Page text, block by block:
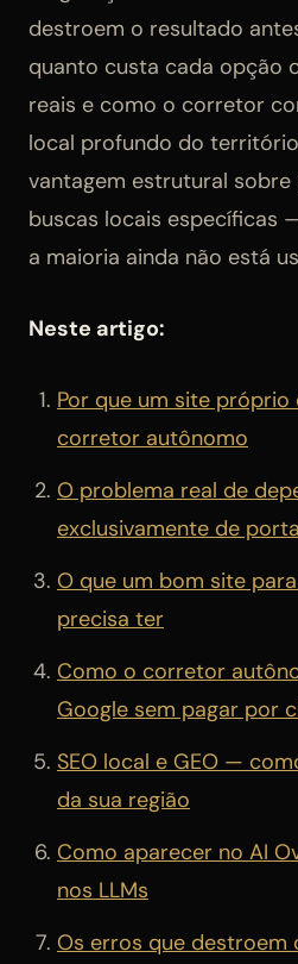
destroem o resultado
quanto custa cada opção
reais e como o corretor
local profundo do
vantagem estrutural
buscas locais específicas
a maioria ainda não está
Neste artigo:
Por que um site
corretor autônomo
O problema real de
exclusivamente de
O que um bom site
precisa ter
Como o corretor
Google sem pagar por
SEO local e GEO —
da sua região
Como aparecer no AI
nos LLMs
Os erros que destroem